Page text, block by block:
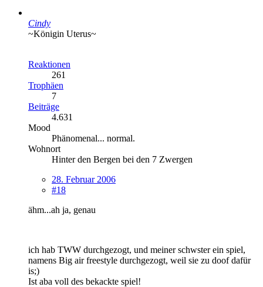
Cindy
~Königin Uterus~
Reaktionen
261
Trophäen
7
Beiträge
4.631
Mood
Phänomenal... normal.
Wohnort
Hinter den Bergen bei den 7 Zwergen
28. Februar 2006
#18
ähm...ah ja, genau
ich hab TWW durchgezogt, und meiner schwster ein spiel,
namens Big air freestyle durchgezogt, weil sie zu doof dafür
is;)
Ist aba voll des bekackte spiel!